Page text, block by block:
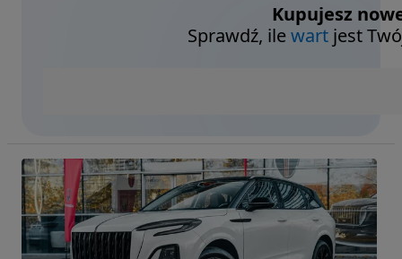
Kupujesz
Sprawdź, ilewart jest